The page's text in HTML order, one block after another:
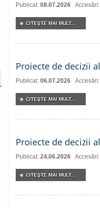
Publicat: 08.07.2026
CITEŞTE MAI MULT...
Proiecte de decizii
Publicat: 06.07.2026
CITEŞTE MAI MULT...
Proiecte de decizii
Publicat: 24.06.2026
CITEŞTE MAI MULT...